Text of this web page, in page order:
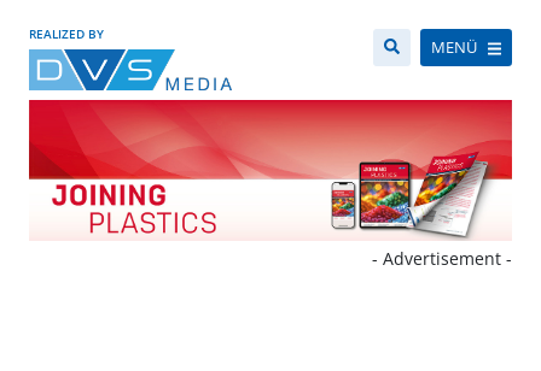
REALIZED BY
MENÜ
- Advertisement -